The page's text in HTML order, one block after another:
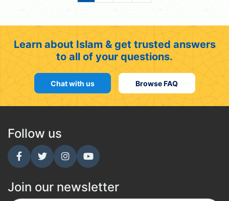
Learn about Islam & get trusted answers
to all of your questions.
Chat with us Browse FAQ
Follow us
Join our newsletter